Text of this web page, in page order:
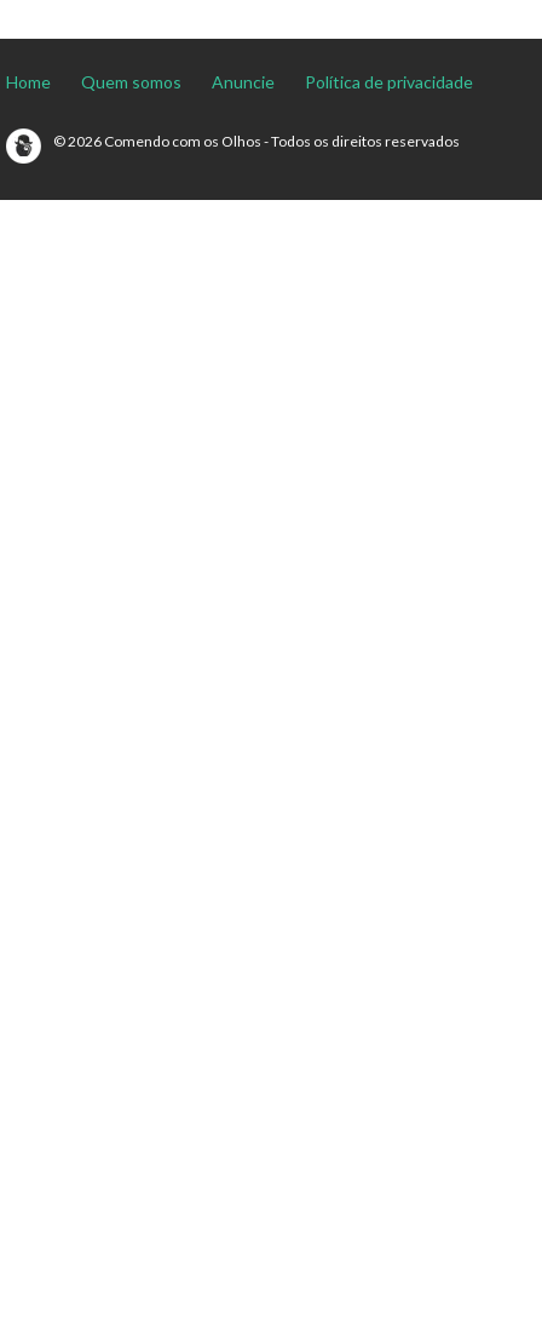
Home Quem somos Anuncie Política de privacidade
© 2026 Comendo com os Olhos - Todos os direitos reservados